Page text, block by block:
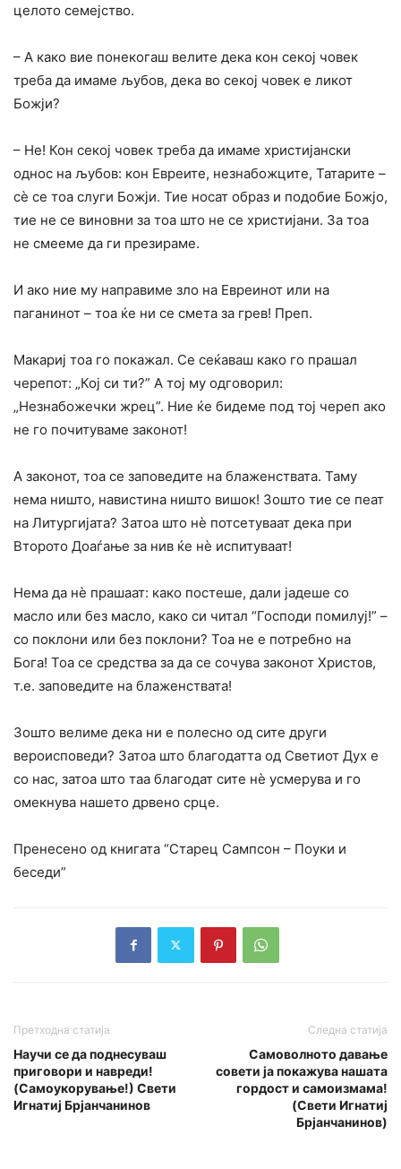
целото семејство.
– А како вие понекогаш велите дека кон секој човек
треба да имаме љубов, дека во секој човек е ликот
Божји?
– He! Кон секој човек треба да имаме христијански
однос на љубов: кон Евреите, незнабожците, Татарите –
сè се тоа слуги Божји. Тие носат образ и подобие Божјо,
тие не се виновни за тоа што не се христијани. За тоа
не смееме да ги презираме.
И ако ние му направиме зло на Евреинот или на
паганинот – тоа ќе ни се смета за грев! Преп.
Макариј тоа го покажал. Се сеќаваш како го прашал
черепот: „Кој си ти?” A тој му одговорил:
„Незнабожечки жрец”. Ние ќе бидеме под тој череп ако
не го почитуваме законот!
А законот, тоа се заповедите на блаженствата. Таму
нема ништо, навистина ништо вишок! Зошто тие се пеат
на Литургијата? Затоа што нè потсетуваат дека при
Второто Доаѓање за нив ќе нè испитуваат!
Нема да нè прашаат: како постеше, дали јадеше co
масло или без масло, како си читал “Господи помилуј!” –
co поклони или без поклони? Тоа не е потребно на
Бога! Тоа се средства за да се сочува законот Христов,
т.е. заповедите на блаженствата!
Зошто велиме дека ни е полесно од сите други
вероисповеди? Затоа што благодатта од Светиот Дух е
co нас, затоа што таа благодат сите нè усмерува и го
омекнува нашето дрвено срце.
Пренесено од книгата “Старец Сампсон – Поуки и
беседи”
Претходна статија
Научи се да поднесуваш
приговори и навреди!
(Самоукорување!) Свети
Игнатиј Брјанчанинов
Следна статија
Самоволното давање
совети ја покажува нашата
гордост и самоизмама!
(Свети Игнатиј
Брјанчанинов)